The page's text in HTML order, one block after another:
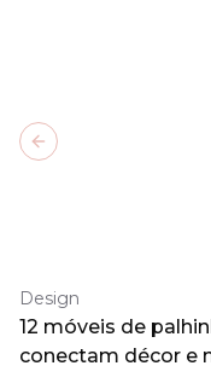
Design
12 móveis de
conectam décor e
Previous slide